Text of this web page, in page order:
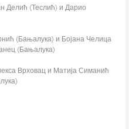
Делић (Теслић) и Дарио
(Бањалука) и Бојана Челица
(Бањалука)
Врховац и Матија Симанић